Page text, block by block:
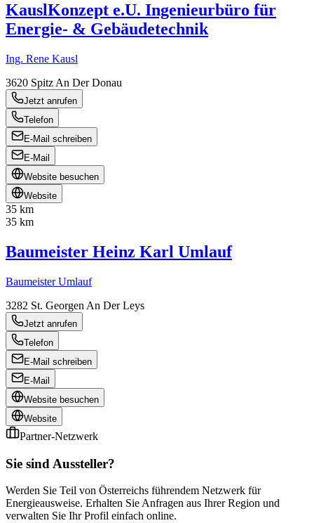
KauslKonzept e.U. Ingenieurbüro für
Energie- & Gebäudetechnik
Ing. Rene Kausl
3620 Spitz An Der Donau
Jetzt anrufen
Telefon
E-Mail schreiben
E-Mail
Website besuchen
Website
35 km
35 km
Baumeister Heinz Karl Umlauf
Baumeister Umlauf
3282 St. Georgen An Der Leys
Jetzt anrufen
Telefon
E-Mail schreiben
E-Mail
Website besuchen
Website
Partner-Netzwerk
Sie sind Aussteller?
Werden Sie Teil von Österreichs führendem Netzwerk für
Energieausweise. Erhalten Sie Anfragen aus Ihrer Region und
verwalten Sie Ihr Profil einfach online.